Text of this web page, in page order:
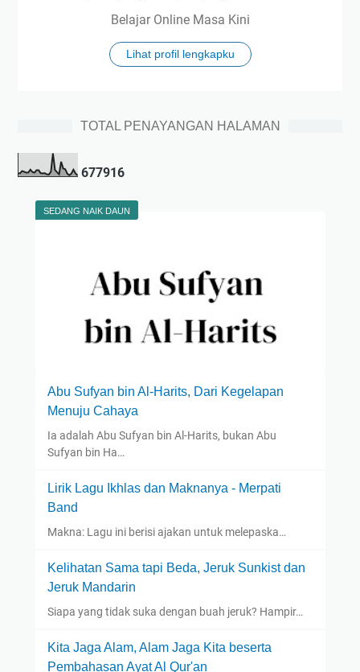
Belajar Online Masa Kini
Lihat profil lengkapku
TOTAL PENAYANGAN HALAMAN
677916
SEDANG NAIK DAUN
Abu Sufyan bin Al-Harits, Dari Kegelapan
Menuju Cahaya
Ia adalah Abu Sufyan bin Al-Harits, bukan Abu
Sufyan bin Ha…
Lirik Lagu Ikhlas dan Maknanya - Merpati
Band
Makna: Lagu ini berisi ajakan untuk melepaska…
Kelihatan Sama tapi Beda, Jeruk Sunkist dan
Jeruk Mandarin
Siapa yang tidak suka dengan buah jeruk? Hampir…
Kita Jaga Alam, Alam Jaga Kita beserta
Pembahasan Ayat Al Qur'an